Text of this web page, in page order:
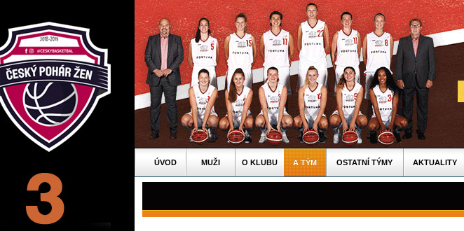
ÚVOD MUŽI O KLUBU A TÝM OSTATNÍ TÝMY AKTUALITY